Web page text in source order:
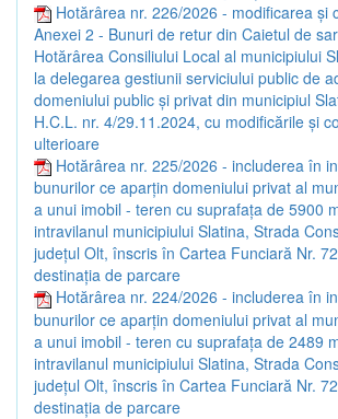
Hotărârea nr. 226/2026 - modificarea și
Anexei 2 - Bunuri de retur din Caietul de
Hotărârea Consiliului Local al municipiului
la delegarea gestiunii serviciului public de
domeniului public și privat din municipiul
H.C.L. nr. 4/29.11.2024, cu modificările și
ulterioare
Hotărârea nr. 225/2026 - includerea în
bunurilor ce aparțin domeniului privat al
a unui imobil - teren cu suprafața de 5900
intravilanul municipiului Slatina, Strada
județul Olt, înscris în Cartea Funciară Nr.
destinația de parcare
Hotărârea nr. 224/2026 - includerea în
bunurilor ce aparțin domeniului privat al
a unui imobil - teren cu suprafața de 2489
intravilanul municipiului Slatina, Strada
județul Olt, înscris în Cartea Funciară Nr.
destinația de parcare